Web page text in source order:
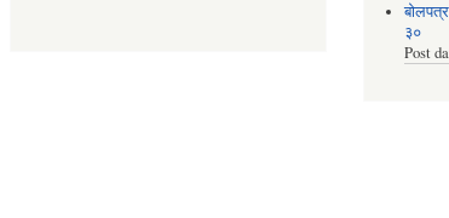
३०
Post